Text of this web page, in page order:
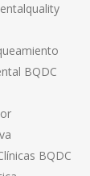
BQDC
BQDC